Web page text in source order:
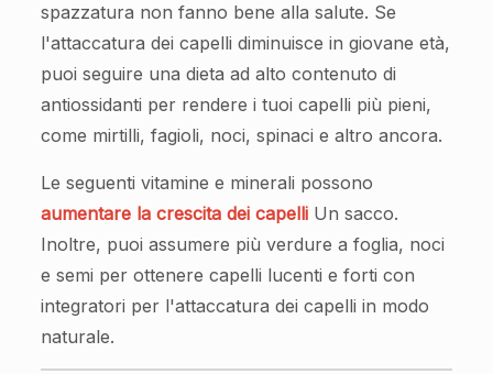
spazzatura non fanno bene alla salute. Se
l'attaccatura dei capelli diminuisce in giovane età,
puoi seguire una dieta ad alto contenuto di
antiossidanti per rendere i tuoi capelli più pieni,
come mirtilli, fagioli, noci, spinaci e altro ancora.
Le seguenti vitamine e minerali possono
aumentare la crescita dei capelliUn sacco.
Inoltre, puoi assumere più verdure a foglia, noci
e semi per ottenere capelli lucenti e forti con
integratori per l'attaccatura dei capelli in modo
naturale.